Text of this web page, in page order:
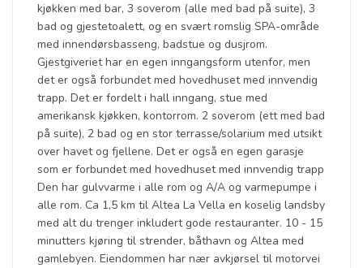
kjøkken med bar, 3 soverom (alle med bad på suite), 3
bad og gjestetoalett, og en svært romslig SPA-område
med innendørsbasseng, badstue og dusjrom.
Gjestgiveriet har en egen inngangsform utenfor, men
det er også forbundet med hovedhuset med innvendig
trapp. Det er fordelt i hall inngang, stue med
amerikansk kjøkken, kontorrom. 2 soverom (ett med bad
på suite), 2 bad og en stor terrasse/solarium med utsikt
over havet og fjellene. Det er også en egen garasje
som er forbundet med hovedhuset med innvendig trapp
Den har gulvvarme i alle rom og A/A og varmepumpe i
alle rom. Ca 1,5 km til Altea La Vella en koselig landsby
med alt du trenger inkludert gode restauranter. 10 - 15
minutters kjøring til strender, båthavn og Altea med
gamlebyen. Eiendommen har nær avkjørsel til motorvei